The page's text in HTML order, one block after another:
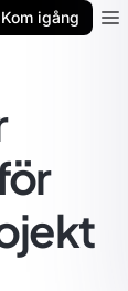
Kom igång